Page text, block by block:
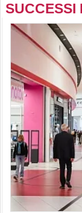
SUCCESSI